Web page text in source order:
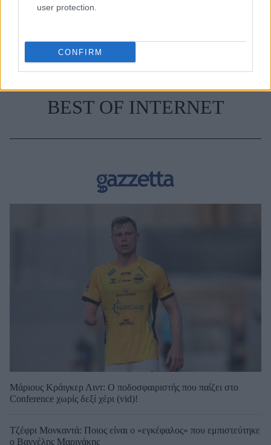
user protection.
CONFIRM
BEST OF INTERNET
Μάριους Κράιγκερ Λιντ: Ο ποδοσφαιριστής που παίζει στο
Conference χωρίς δεξί χέρι (vid)!
Τζέφρι Μονκαντά: Ποιος είναι ο «εγκέφαλος» που εμπιστεύτηκε
ο Βαγγέλης Μαρινάκης